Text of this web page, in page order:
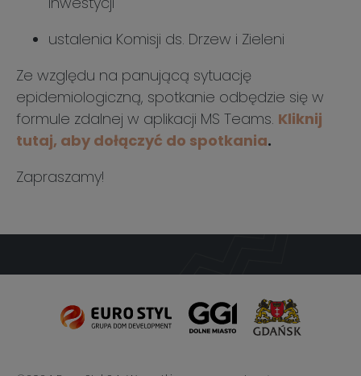
ustalenia Komisji ds. Drzew i Zieleni
Ze względu na panującą sytuację
epidemiologiczną, spotkanie odbędzie się w
formule zdalnej w aplikacji MS Teams. Kliknij
tutaj, aby dołączyć do spotkania.
Zapraszamy!